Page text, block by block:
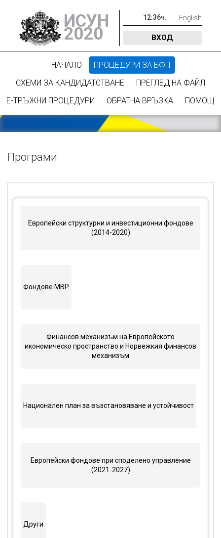
ИСУН
2020
12:36ч. English
ВХОД
НАЧАЛО
ПРОЦЕДУРИ ЗА БФП
СХЕМИ ЗА КАНДИДАТСТВАНЕ
ПРЕГЛЕД НА ФАЙЛ
Е-ТРЪЖНИ ПРОЦЕДУРИ
ОБРАТНА ВРЪЗКА ПОМОЩ
Програми
Европейски структурни и инвестиционни фондове
(2014-2020)
Фондове МВР
Финансов механизъм на Европейското
икономическо пространство и Норвежкия финансов
механизъм
Национален план за възстановяване и устойчивост
Европейски фондове при споделено управление
(2021-2027)
Други